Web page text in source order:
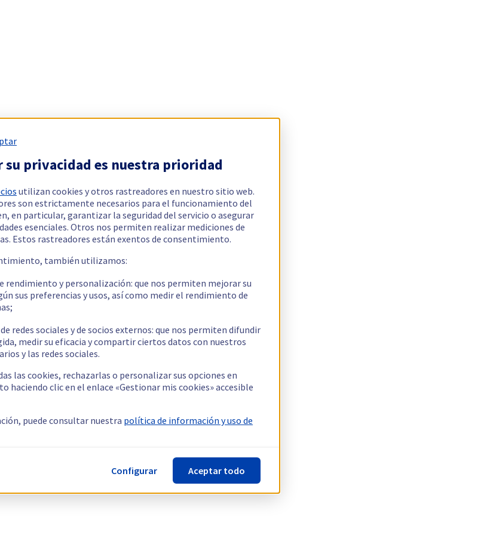
su privacidad es nuestra prioridad
utilizan cookies y otros rastreadores en nuestro sitio web.
son estrictamente necesarios para el funcionamiento del
en particular, garantizar la seguridad del servicio o asegurar
esenciales. Otros nos permiten realizar mediciones de
Estos rastreadores están exentos de consentimiento.
también utilizamos:
rendimiento y personalización: que nos permiten mejorar su
sus preferencias y usos, así como medir el rendimiento de
redes sociales y de socios externos: que nos permiten difundir
medir su eficacia y compartir ciertos datos con nuestros
y las redes sociales.
las cookies, rechazarlas o personalizar sus opciones en
haciendo clic en el enlace «Gestionar mis cookies» accesible
puede consultar nuestra política de información y uso de
Configurar Aceptar todo